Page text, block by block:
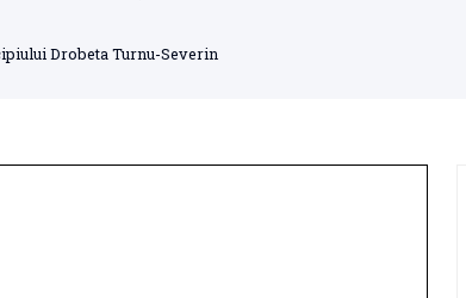
Drobeta Turnu-Severin